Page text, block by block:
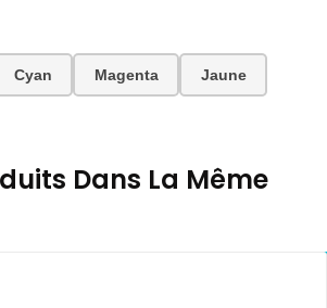
Cyan Magenta Jaune
Dans La Même